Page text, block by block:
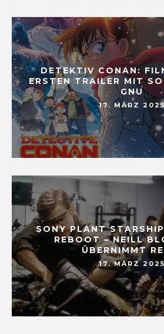
DETEKTIV CONAN:
ERSTEN TRAILER MIT
GNU
17. MÄRZ 2025
SONY PLANT
REBOOT – NEILL
ÜBERNIMMT
17. MÄRZ 2025